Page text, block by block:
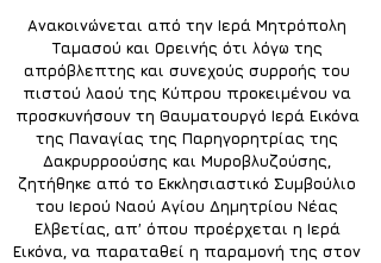
Ανακοινώνεται από την Ιερά Μητρόπολη
Ταμασού και Ορεινής ότι λόγω της
απρόβλεπτης και συνεχούς συρροής του
πιστού λαού της Κύπρου προκειμένου να
προσκυνήσουν τη Θαυματουργό Ιερά Εικόνα
της Παναγίας της Παρηγορητρίας της
Δακρυρροούσης και Μυροβλυζούσης,
ζητήθηκε από το Εκκλησιαστικό Συμβούλιο
του Ιερού Ναού Αγίου Δημητρίου Νέας
Ελβετίας, απ’ όπου προέρχεται η Ιερά
Εικόνα, να παραταθεί η παραμονή της στον